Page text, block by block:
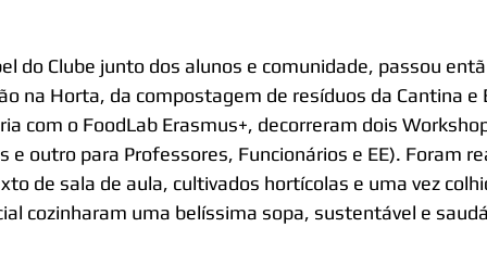
do Clube junto dos alunos e comunidade, passou
na Horta, da compostagem de resíduos da Cantina e
com o FoodLab Erasmus+, decorreram dois
e outro para Professores, Funcionários e EE). Foram
de sala de aula, cultivados hortícolas e uma vez
cozinharam uma belíssima sopa, sustentável e